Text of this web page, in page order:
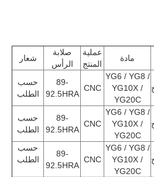
مادة
عملية
المنتج
صلابة
الرأس
شعار
YG6 / YG8 /
YG10X /
YG20C
CNC
89-
92.5HRA
حسب
الطلب
YG6 / YG8 /
YG10X /
YG20C
CNC
89-
92.5HRA
حسب
الطلب
YG6 / YG8 /
YG10X /
YG20C
CNC
89-
92.5HRA
حسب
الطلب